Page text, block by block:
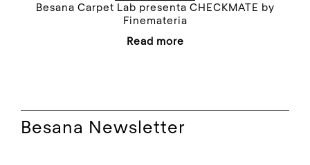
Besana Carpet Lab presenta CHECKMATE by
Finemateria
Read more
Besana Newsletter